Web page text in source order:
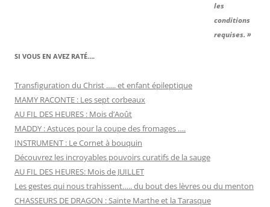
les
conditions
requises. »
SI VOUS EN AVEZ RATÉ….
Transfiguration du Christ ….. et enfant épileptique
MAMY RACONTE : Les sept corbeaux
AU FIL DES HEURES : Mois d’Août
MADDY : Astuces pour la coupe des fromages ….
INSTRUMENT : Le Cornet à bouquin
Découvrez les incroyables pouvoirs curatifs de la sauge
AU FIL DES HEURES: Mois de JUILLET
Les gestes qui nous trahissent….. du bout des lèvres ou du menton
CHASSEURS DE DRAGON : Sainte Marthe et la Tarasque